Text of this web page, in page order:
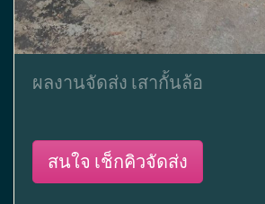
ผลงานจัดส่ง เสากั้นล้อ
สนใจ เช็กคิวจัดส่ง